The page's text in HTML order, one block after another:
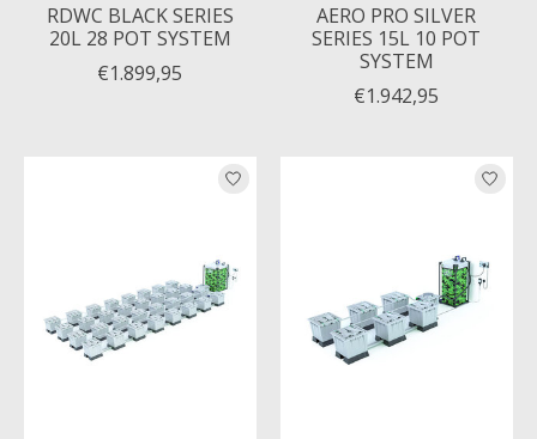
RDWC BLACK SERIES
20L 28 POT SYSTEM
€1.899,95
AERO PRO SILVER
SERIES 15L 10 POT
SYSTEM
€1.942,95